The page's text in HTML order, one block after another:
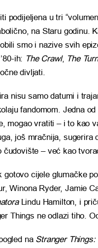
podijeljena u tri
na Staru godinu.
smo i nazive svih
ih: The Crawl, The
divljati.
nisu samo datumi i
fandomom. Jedna
mogao vratiti – i to kao
još mračnija,
čudovište – već kao
gotovo cijele glumačke
Winona Ryder, Jamie
Lindu Hamilton, i
Things ne odlazi tiho.
na Stranger